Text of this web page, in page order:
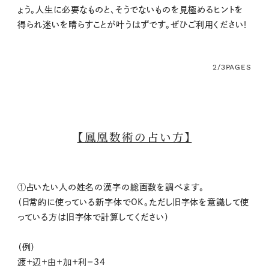
ょう。人生に必要なものと、そうでないものを見極めるヒントを
得られ迷いを晴らすことが叶うはずです。ぜひご利用ください！
2/3PAGES
【鳳凰数術の占い方】
①占いたい人の姓名の漢字の総画数を調べます。
（日常的に使っている新字体でOK。ただし旧字体を意識して使
っている方は旧字体で計算してください）
（例）
渡＋辺＋由＋加＋利＝34